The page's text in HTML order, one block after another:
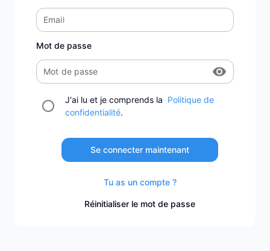
Email
Mot de passe
Mot de passe visibility
J'ai lu et je comprends la Politique de
confidentialité.
Se connecter maintenant
Tu as un compte ?
Réinitialiser le mot de passe